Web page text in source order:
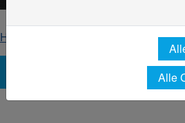
Hochschule
Home
Alle